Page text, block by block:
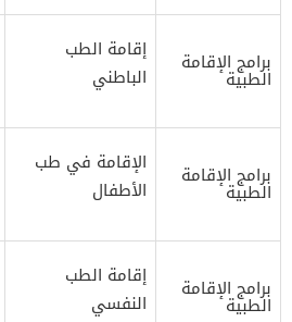
برامج الإقامة
الطبية
إقامة الطب
الباطني
برامج الإقامة
الطبية
الإقامة في طب
الأطفال
برامج الإقامة
الطبية
إقامة الطب
النفسي